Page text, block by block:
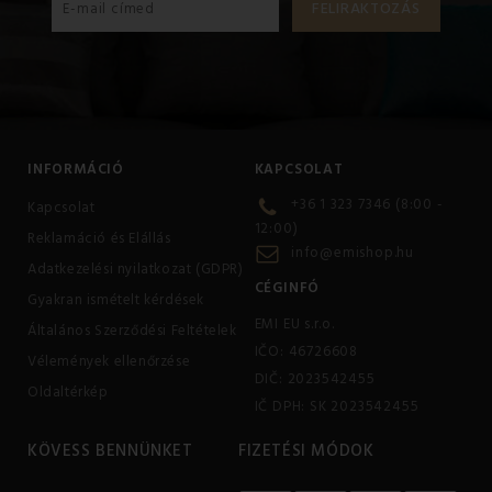
INFORMÁCIÓ
Kapcsolat
Reklamáció és Elállás
Adatkezelési nyilatkozat (GDPR)
Gyakran ismételt kérdések
Általános Szerződési Feltételek
Vélemények ellenőrzése
Oldaltérkép
KAPCSOLAT
+36 1 323 7346 (8:00 -
12:00)
info@emishop.hu
CÉGINFÓ
EMI EU s.r.o.
IČO: 46726608
DIČ: 2023542455
IČ DPH: SK 2023542455
KÖVESS BENNÜNKET FIZETÉSI MÓDOK